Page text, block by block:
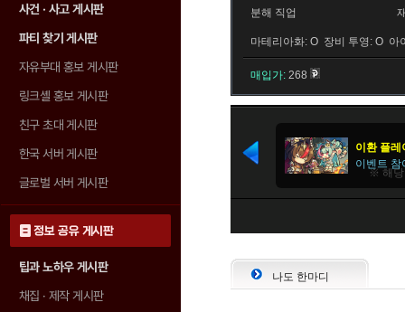
사건 · 사고 게시판
파티 찾기 게시판
자유부대 홍보 게시판
링크셸 홍보 게시판
친구 초대 게시판
한국 서버 게시판
글로벌 서버 게시판
정보 공유 게시판
팁과 노하우 게시판
채집 · 제작 게시판
분해 직업
마테리아화: O 장비 투영: O 아
매입가: 268
나도 한마디